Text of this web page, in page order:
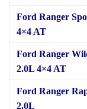
Ford Ranger
4×4 AT
Ford Ranger
2.0L 4×4 AT
Ford Ranger
2.0L